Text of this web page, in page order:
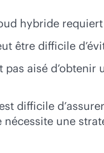
hybride
être difficile
pas aisé
difficile
une